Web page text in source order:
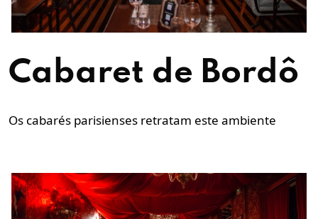
Cabaret de Bordô
Os cabarés parisienses retratam este ambiente